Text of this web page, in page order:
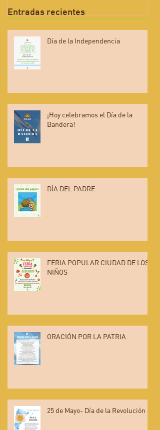
Entradas recientes
Día de la Independencia
¡Hoy celebramos el Día de la
Bandera!
DÍA DEL PADRE
FERIA POPULAR CIUDAD DE LOS
NIÑOS
ORACIÓN POR LA PATRIA
25 de Mayo- Día de la Revolución